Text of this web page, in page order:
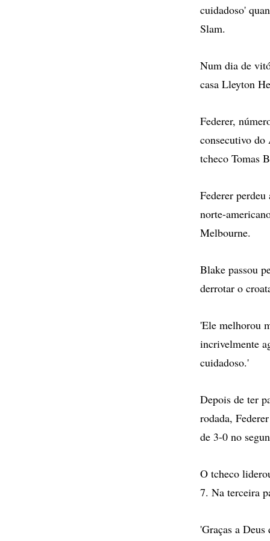
cuidadoso'
Slam.
Num dia de
casa Lleyton
Federer,
consecutivo do
tcheco Tomas
Federer
norte-
Melbourne.
Blake passou
derrotar o
'Ele melhorou
incrivelmente
cuidadoso.'
Depois de ter
rodada,
de 3-0 no
O tcheco
7. Na terceira
'Graças a